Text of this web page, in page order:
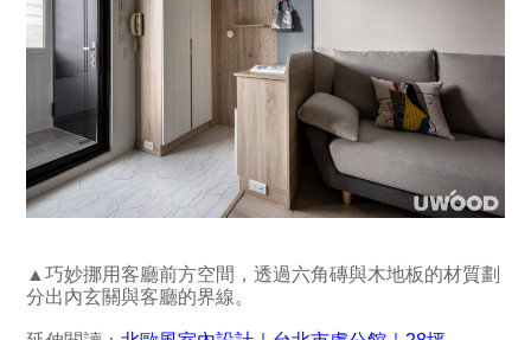
▲巧妙挪用客廳前方空間，透過六角磚與木地板的材質劃
分出內玄關與客廳的界線。